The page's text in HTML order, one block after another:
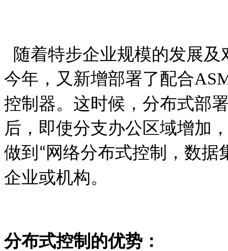
随着特步企业规模的发展
今年，又新增部署了配合
控制器。这时候，分布式部
后，即使分支办公区域增加
做到 “ 网络分布式控制，数据
企业或机构。
分布式控制的优势：